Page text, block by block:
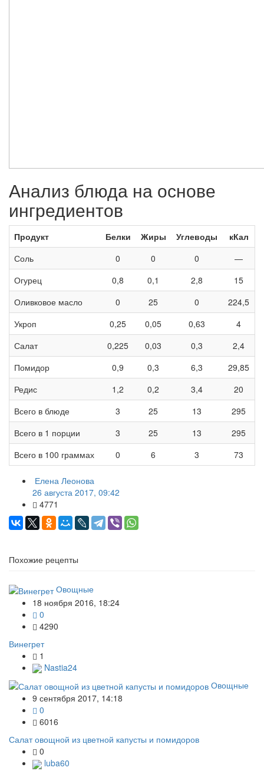
Анализ блюда на основе
ингредиентов
Продукт Белки Жиры Углеводы
кКал
Соль
0 0 0
—
Огурец
0,8 0,1 2,8
15
Оливковое масло
0 25 0
224,5
Укроп
0,25 0,05 0,63
4
Салат
0,225 0,03 0,3
2,4
Помидор
0,9 0,3 6,3
29,85
Редис
1,2 0,2 3,4
20
Всего в блюде
3 25 13
295
Всего в 1 порции
3 25 13
295
Всего в 100 граммах
0 6 3 73
Елена Леонова
26 августа 2017, 09:42
4771
Похожие рецепты
Овощные
18 ноября 2016, 18:24
0
4290
Винегрет
1
Nastia24
Овощные
9 сентября 2017, 14:18
0
6016
Салат овощной из цветной капусты и помидоров
0
luba60